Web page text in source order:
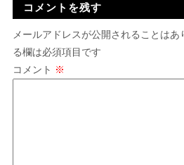
コメントを残す
メールアドレスが公開されることはあ
る欄は必須項目です
コメント ※